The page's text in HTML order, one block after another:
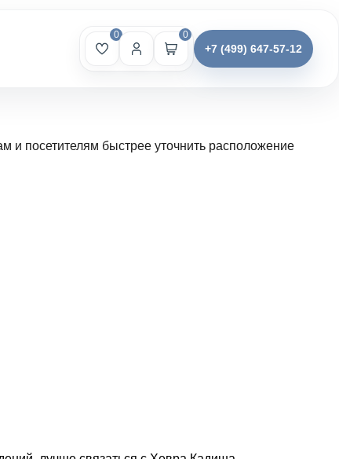
0 0
+7 (499) 647-57-12
посетителям быстрее уточнить расположение